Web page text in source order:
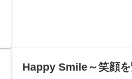
Happy Smile～笑顔